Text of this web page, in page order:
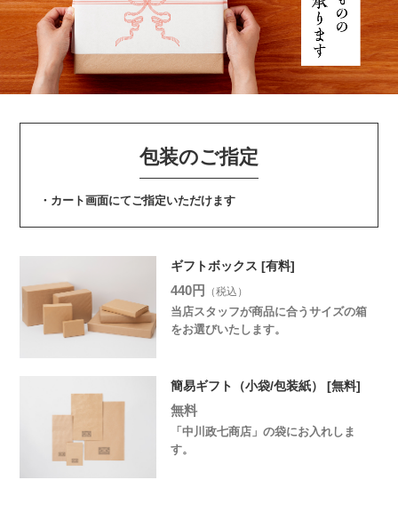
包装のご指定
・カート画面にてご指定いただけます
ギフトボックス [有料]
440円 （税込）
当店スタッフが商品に合うサイズの箱
をお選びいたします。
簡易ギフト（小袋/包装紙） [無料]
無料
「中川政七商店」の袋にお入れしま
す。